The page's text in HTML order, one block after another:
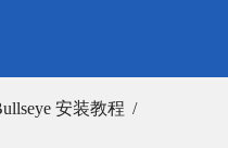
安装教程